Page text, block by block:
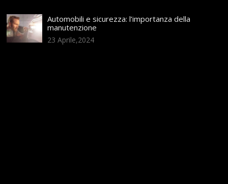
Automobili e sicurezza: l’importanza della
manutenzione
23 Aprile,2024